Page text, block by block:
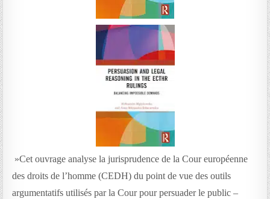
»Cet ouvrage analyse la jurisprudence de la Cour européenne
des droits de l’homme (CEDH) du point de vue des outils
argumentatifs utilisés par la Cour pour persuader le public –